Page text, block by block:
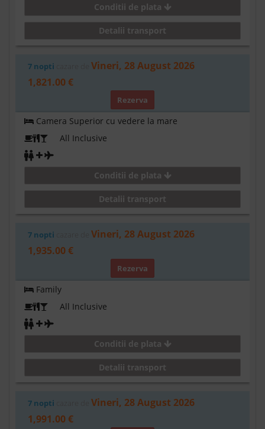
Conditii de plata
Detalii transport
7 nopti
Vineri, 28 August 2026
1,821.00 €
Rezerva
Camera Superior cu vedere la mare
All Inclusive
Conditii de plata
Detalii transport
7 nopti
Vineri, 28 August 2026
1,935.00 €
Rezerva
Family
All Inclusive
Conditii de plata
Detalii transport
7 nopti
Vineri, 28 August 2026
1,991.00 €